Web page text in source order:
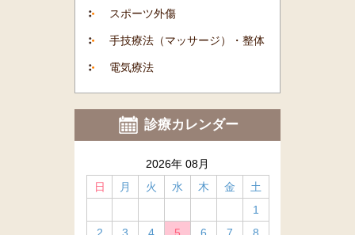
スポーツ外傷
手技療法（マッサージ）・整体
電気療法
診療カレンダー
2026年 08月
日
月 火 水 木 金
土
1
2
3 4 5 6 7
8